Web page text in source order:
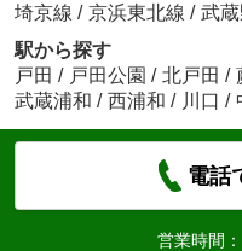
埼京線 / 京浜東北線 / 武
駅から探す
戸田 / 戸田公園 / 北戸田 /
武蔵浦和 / 西浦和 / 川口 /
電話
営業時間：